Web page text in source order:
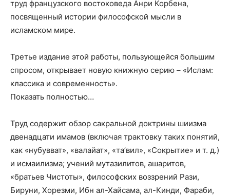
труд французского востоковеда Анри Корбена,
посвященный истории философской мысли в
исламском мире.
Третье издание этой работы, пользующейся большим
спросом, открывает новую книжную серию – «Ислам:
классика и современность».
Показать полностью…
Труд содержит обзор сакральной доктрины шиизма
двенадцати имамов (включая трактовку таких понятий,
как «нубувват», «валайат», «та’вил», «Сокрытие» и т. д.)
и исмаилизма; учений мутазилитов, ашаритов,
«братьев Чистоты», философских воззрений Рази,
Бируни, Хорезми, Ибн ал-Хайсама, ал-Кинди, Фараби,